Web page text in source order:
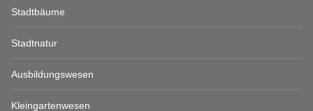
Stadtbäume
Stadtnatur
Ausbildungswesen
Kleingartenwesen